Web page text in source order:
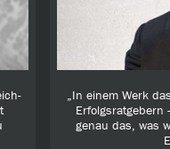
„In einem Werk
Erfolgsratgebern
genau das, was